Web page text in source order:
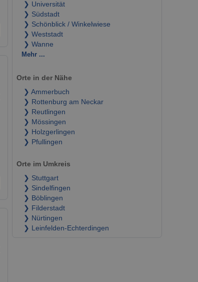
❯ Universität
❯ Südstadt
❯ Schönblick / Winkelwiese
❯ Weststadt
❯ Wanne
Mehr ...
Orte in der Nähe
❯ Ammerbuch
❯ Rottenburg am Neckar
❯ Reutlingen
❯ Mössingen
❯ Holzgerlingen
❯ Pfullingen
Orte im Umkreis
❯ Stuttgart
❯ Sindelfingen
❯ Böblingen
❯ Filderstadt
❯ Nürtingen
❯ Leinfelden-Echterdingen